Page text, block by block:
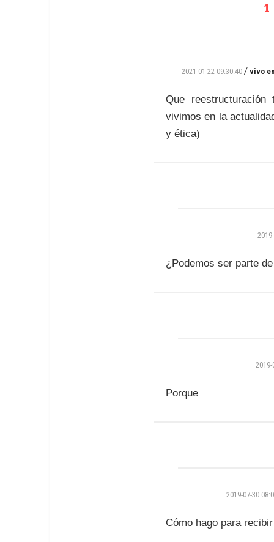
1
2021-01-22 09:30:40/ vivo
Que
vivimos en la
y ética)
¿Podemos ser parte
Porque
2019-07-30
Cómo hago para